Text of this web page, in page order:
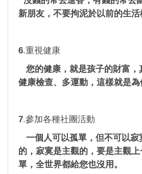
新朋友，不要拘泥於以前的生活
6 .重視健康
您的健康，就是孩子的財富，
健康檢查、多運動，這樣就是為
7 .參加各種社團活動
一個人可以孤單，但不可以寂
的，寂寞是主觀的，要是主觀
單，全世界都給您也沒用。